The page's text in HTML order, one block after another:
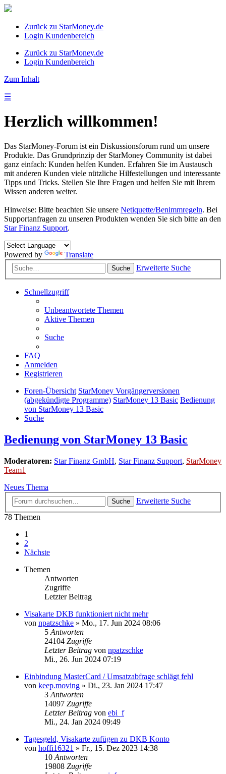
Zurück zu StarMoney.de
Login Kundenbereich
Zurück zu StarMoney.de
Login Kundenbereich
Zum Inhalt
☰
Herzlich willkommen!
Das StarMoney-Forum ist ein Diskussionsforum rund um unsere
Produkte. Das Grundprinzip der StarMoney Community ist dabei
ganz einfach: Kunden helfen Kunden. Erfahren Sie im Austausch
mit anderen Kunden viele nützliche Hilfestellungen und interessante
Tipps und Tricks. Stellen Sie Ihre Fragen und helfen Sie mit Ihrem
Wissen anderen weiter.
Hinweise: Bitte beachten Sie unsere Netiquette/Benimmregeln. Bei
Supportanfragen zu unseren Produkten wenden Sie sich bitte an den
Star Finanz Support.
Powered by Translate
Suche Erweiterte Suche
Schnellzugriff
Unbeantwortete Themen
Aktive Themen
Suche
FAQ
Anmelden
Registrieren
Foren-Übersicht StarMoney Vorgängerversionen
(abgekündigte Programme) StarMoney 13 Basic Bedienung
von StarMoney 13 Basic
Suche
Bedienung von StarMoney 13 Basic
Moderatoren: Star Finanz GmbH, Star Finanz Support, StarMoney
Team1
Neues Thema
Suche
Erweiterte Suche
78 Themen
1
2
Nächste
Themen
Antworten
Zugriffe
Letzter Beitrag
Visakarte DKB funktioniert nicht mehr
von npatzschke » Mo., 17. Jun 2024 08:06
5 Antworten
24104 Zugriffe
Letzter Beitrag von npatzschke
Mi., 26. Jun 2024 07:19
Einbindung MasterCard / Umsatzabfrage schlägt fehl
von keep.moving » Di., 23. Jan 2024 17:47
3 Antworten
14097 Zugriffe
Letzter Beitrag von ebi_f
Mi., 24. Jan 2024 09:49
Tagesgeld, Visakarte zufügen zu DKB Konto
von hoffi16321 » Fr., 15. Dez 2023 14:38
10 Antworten
19808 Zugriffe